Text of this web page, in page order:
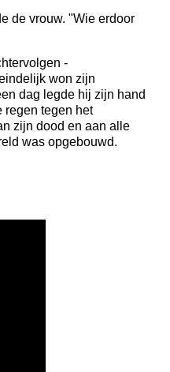
de vrouw. "Wie erdoor
-
won zijn
dag legde hij zijn hand
regen tegen het
zijn dood en aan alle
was opgebouwd.